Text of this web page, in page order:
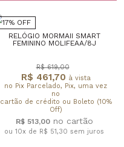
17% OFF
RELÓGIO MORMAII SMART
FEMININO MOLIFEAA/8J
R$ 461,70 à vista
no Pix Parcelado, Pix, uma vez
no
cartão de crédito ou Boleto (10%
Off)
R$ 619,00
R$ 513,00
ou 10x de R$ 51,30 sem juros